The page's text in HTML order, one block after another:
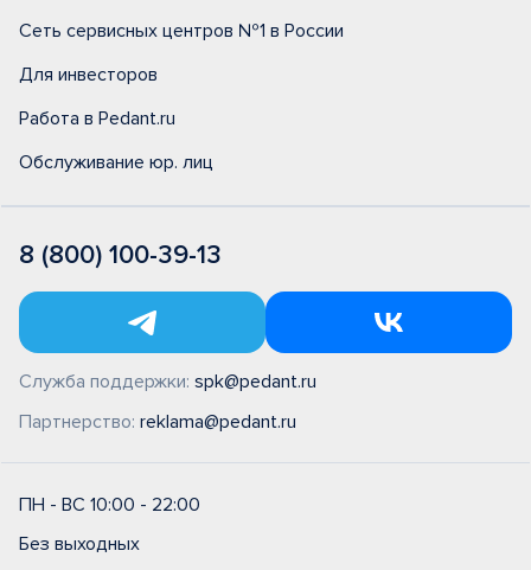
Сеть сервисных центров №1 в России
Для инвесторов
Работа в Pedant.ru
Обслуживание юр. лиц
8 (800) 100-39-13
Служба поддержки: spk@pedant.ru
Партнерство: reklama@pedant.ru
ПН - ВС 10:00 - 22:00
Без выходных